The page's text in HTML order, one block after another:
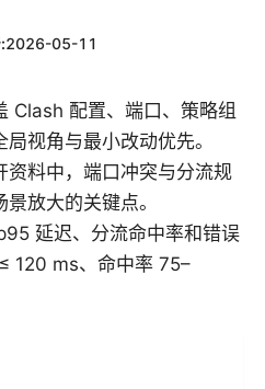
2026-05-11
Clash 配置、端口、策略组
视角与最小改动优先。
料中，端口冲突与分流规
放大的关键点。
延迟、分流命中率和错误
120 ms、命中率 75–